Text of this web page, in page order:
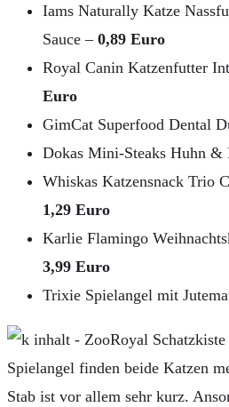
Iams Naturally Katze
Sauce – 0,89 Euro
Royal Canin Katzenfutter
Euro
GimCat Superfood Dental
Dokas Mini-Steaks Huhn &
Whiskas Katzensnack Trio
1,29 Euro
Karlie Flamingo
3,99 Euro
Trixie Spielangel mit
Spielangel finden beide Katzen
Stab ist vor allem sehr kurz.